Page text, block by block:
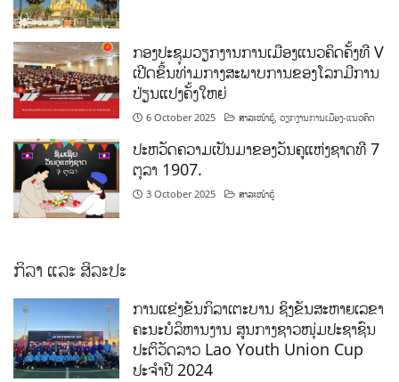
ກອງປະຊຸມວຽກງານການເມືອງແນວຄິດຄັ້ງທີ V
ເປີດຂຶ້ນທ່າມກາງສະພາບການຂອງໂລກມີການ
ປ່ຽນແປງຄັ້ງໃຫຍ່
6 October 2025 ສາລະໜ້າຮູ້,ວຽກງານການເມືອງ-ແນວຄິດ
ປະຫວັດຄວາມເປັນມາຂອງວັນຄູແຫ່ງຊາດທີ 7
ຕຸລາ 1907.
3 October 2025 ສາລະໜ້າຮູ້
ກິລາ ແລະ ສິລະປະ
ການແຂ່ງຂັນກິລາເຕະບານ ຊິງຂັນສະຫາຍເລຂາ
ຄະນະບໍລິຫານງານ ສູນກາງຊາວໜຸ່ມປະຊາຊົນ
ປະຕິວັດລາວ Lao Youth Union Cup
ປະຈຳປີ 2024